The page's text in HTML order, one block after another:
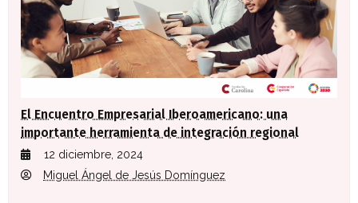
El Encuentro Empresarial Iberoamericano: una
importante herramienta de integración regional
12 diciembre, 2024
Miguel Ángel de Jesús Domínguez